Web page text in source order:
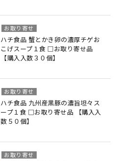
ハチ食品 蟹とかき卵の濃厚チゲお
こげスープ１食 □お取り寄せ品
【購入入数３０個】
お取り寄せ
ハチ食品 九州産黒豚の濃旨坦々ス
ープ１食 □お取り寄せ品 【購入入
数５０個】
お取り寄せ
お取り寄せ